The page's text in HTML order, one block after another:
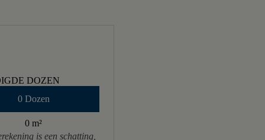
DOZEN
0 Dozen
0 m²
is een schatting,